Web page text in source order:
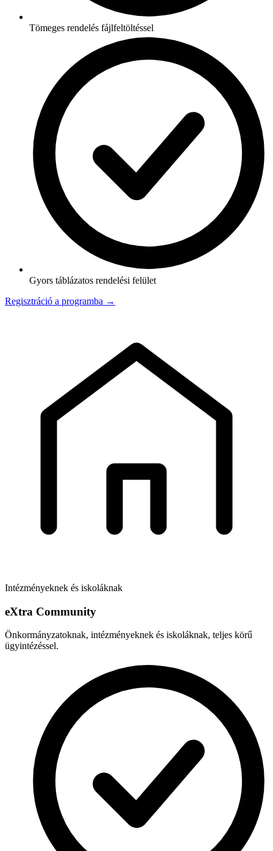
Tömeges rendelés fájlfeltöltéssel
Gyors táblázatos rendelési felület
Regisztráció a programba →
Intézményeknek és iskoláknak
eXtra Community
Önkormányzatoknak, intézményeknek és iskoláknak, teljes körű
ügyintézéssel.